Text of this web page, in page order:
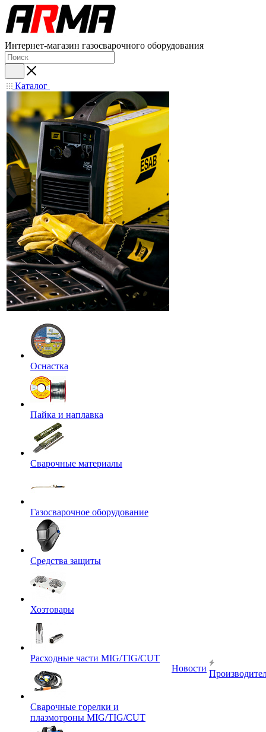
Интернет-магазин газосварочного оборудования
Каталог
Оснастка
Пайка и наплавка
Сварочные материалы
Газосварочное оборудование
Средства защиты
Хозтовары
Расходные части MIG/TIG/CUT
Сварочные горелки и
плазмотроны MIG/TIG/CUT
Новости